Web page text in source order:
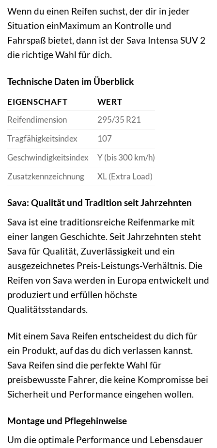
Wenn du einen Reifen suchst, der dir in jeder
Situation einMaximum an Kontrolle und
Fahrspaß bietet, dann ist der Sava Intensa SUV 2
die richtige Wahl für dich.
Technische Daten im Überblick
EIGENSCHAFT
WERT
Reifendimension
295/35 R21
Tragfähigkeitsindex
107
Geschwindigkeitsindex
Y (bis 300 km/h)
Zusatzkennzeichnung
XL (Extra Load)
Sava: Qualität und Tradition seit Jahrzehnten
Sava ist eine traditionsreiche Reifenmarke mit
einer langen Geschichte. Seit Jahrzehnten steht
Sava für Qualität, Zuverlässigkeit und ein
ausgezeichnetes Preis-Leistungs-Verhältnis. Die
Reifen von Sava werden in Europa entwickelt und
produziert und erfüllen höchste
Qualitätsstandards.
Mit einem Sava Reifen entscheidest du dich für
ein Produkt, auf das du dich verlassen kannst.
Sava Reifen sind die perfekte Wahl für
preisbewusste Fahrer, die keine Kompromisse bei
Sicherheit und Performance eingehen wollen.
Montage und Pflegehinweise
Um die optimale Performance und Lebensdauer